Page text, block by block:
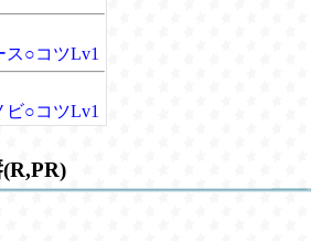
○コツLv1
○コツLv1